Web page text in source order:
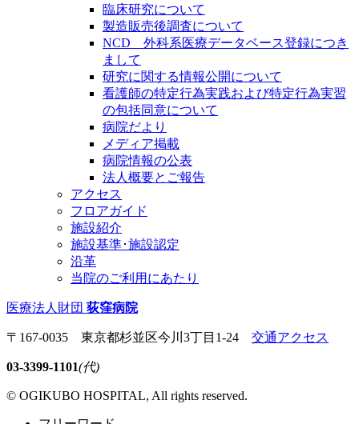
臨床研究について
製造販売後調査について
NCD 外科系医療データベース登録につき
まして
研究に関する情報公開について
看護師の特定行為実践および特定行為実習
の包括同意について
病院だより
メディア掲載
病院情報の公表
法人概要とご報告
アクセス
フロアガイド
施設紹介
施設基準･施設認定
沿革
当院のご利用にあたり
医療法人財団 荻窪病院
〒167-0035 東京都杉並区今川3丁目1-24 交通アクセス
03-3399-1101(代)
© OGIKUBO HOSPITAL, All rights reserved.